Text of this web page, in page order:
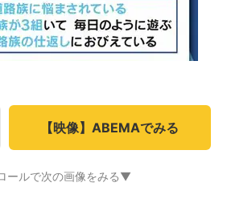
【映像】ABEMAでみる
ールで次の画像をみる▼